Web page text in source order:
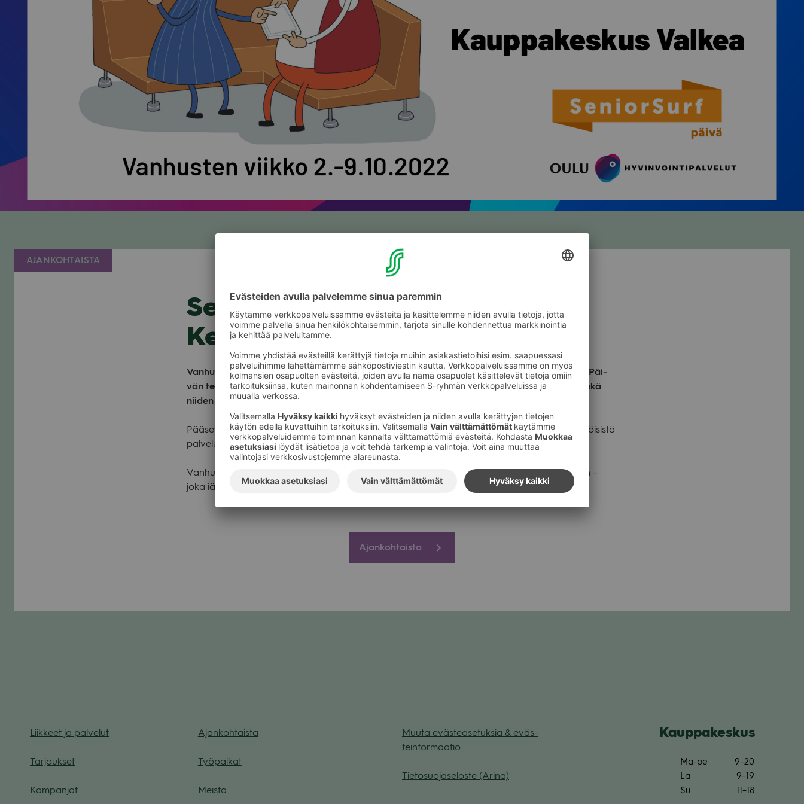
AJANKOHTAISTA
SeniorSurf-tapahtuma
Kesäkadulla
Van­hus­ten­vii­kolla Oulun Val­kean kesä­ka­dulla jär­jes­te­tään Senior­Surf-päivä 4.10. klo 9–15. Päi­
vän tee­mana on roh­kaista ikään­ty­neitä ihmi­siä tutus­tu­maan digi­lait­tei­siin ja ‑pal­ve­lui­hin sekä
nii­den tuo­miin mah­dol­li­suuk­siin.
Pää­set tutus­tu­maan kotona asu­mista tuke­viin digi­taa­li­siin lait­tei­siin sekä saa­maan tie­toa säh­köi­sistä
pal­ve­luista. Pai­kalla on myös digi­tuki.
Van­hus­ten­viik­koa vie­te­tään 2.–9.10.2022. Van­hus­ten­vii­kon kat­to­tee­mana on Yhdessä luon­toon –
joka iän oikeus.
Ajankohtaista
Liik­keet ja pal­ve­lut
Tar­jouk­set
Kam­pan­jat
Ajan­koh­taista
Työ­pai­kat
Meistä
Muuta eväs­tea­se­tuk­sia & eväs­
tein­for­maa­tio
Tie­to­suo­ja­se­loste (Arina)
Kaup­pa­kes­kus
Ma-pe
9–20
La
9–19
Su
11–18